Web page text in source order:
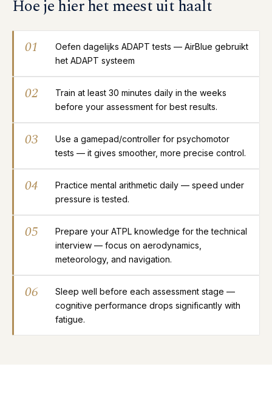
Hoe je hier het meest uit haalt
01
Oefen dagelijks ADAPT tests — AirBlue gebruikt
het ADAPT systeem
02
Train at least 30 minutes daily in the weeks
before your assessment for best results.
03
Use a gamepad/controller for psychomotor
tests — it gives smoother, more precise control.
04
Practice mental arithmetic daily — speed under
pressure is tested.
05
Prepare your ATPL knowledge for the technical
interview — focus on aerodynamics,
meteorology, and navigation.
06
Sleep well before each assessment stage —
cognitive performance drops significantly with
fatigue.